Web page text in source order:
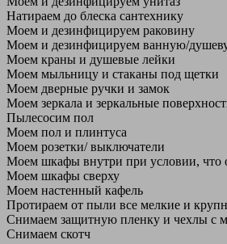
Натираем до блеска сантехнику
Моем и дезинфицируем раковину
Моем и дезинфицируем ванную/
Моем краны и душевые лейки
Моем мыльницу и стаканы под щетки
Моем дверные ручки и замок
Моем зеркала и зеркальные
Пылесосим пол
Моем пол и плинтуса
Моем розетки/ выключатели
Моем шкафы внутри при условии, что
Моем шкафы сверху
Моем настенный кафель
Протираем от пыли все мелкие и
Снимаем защитную пленку и чехлы с
Снимаем скотч